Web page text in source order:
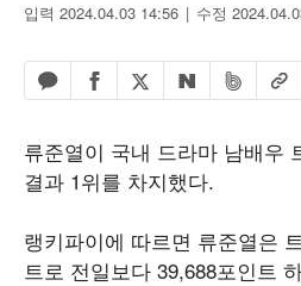
입력 2024.04.03 14:56 수정
카카오톡 공유하기
페이스북 공유하기
엑스 공유하기
네이버 공유하기
밴드 공
류준열이 국내 드라마 남배우
결과 1위를 차지했다.
랭키파이에 따르면 류준열은
트로 전일보다 39,688포인트